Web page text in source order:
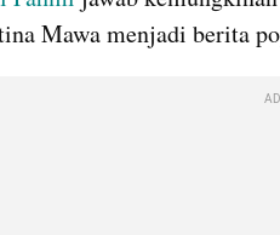
Mawa menjadi berita